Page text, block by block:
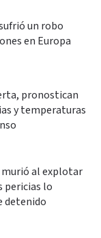
un robo
en Europa
pronostican
y temperaturas
murió al explotar
pericias lo
detenido